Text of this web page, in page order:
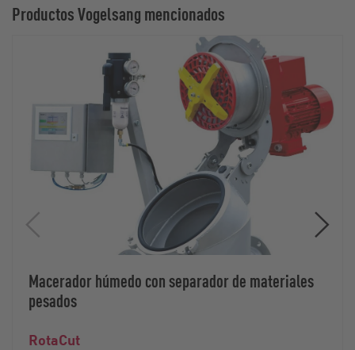
Productos Vogelsang mencionados
Macerador húmedo con separador de materiales
pesados
RotaCut